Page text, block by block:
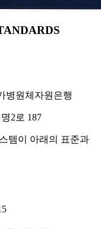
병원체자원은행
2로 187
템이 아래의 표준과